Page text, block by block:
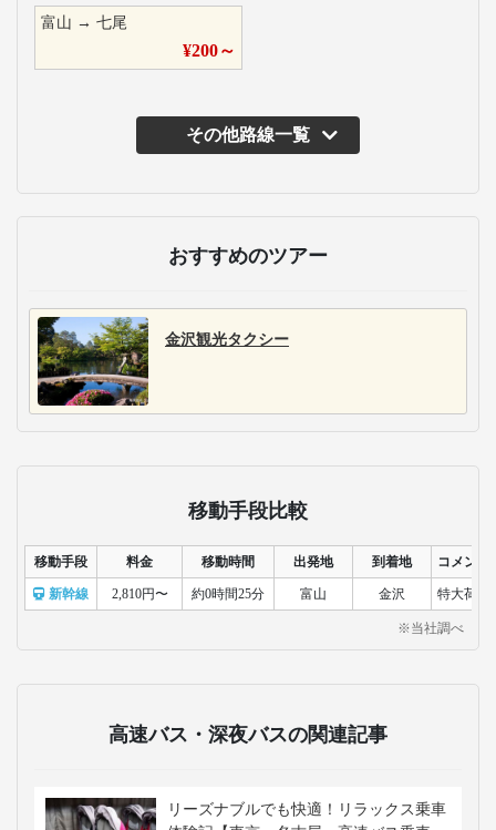
富山 → 七尾
¥200～
その他路線一覧
おすすめのツアー
金沢観光タクシー
移動手段比較
移動手段 料金 移動時間 出発地 到着地 コメント
新幹線 2,810円〜 約0時間25分 富山 金沢 特大荷物
※当社調べ
高速バス・深夜バスの関連記事
リーズナブルでも快適！リラックス乗車